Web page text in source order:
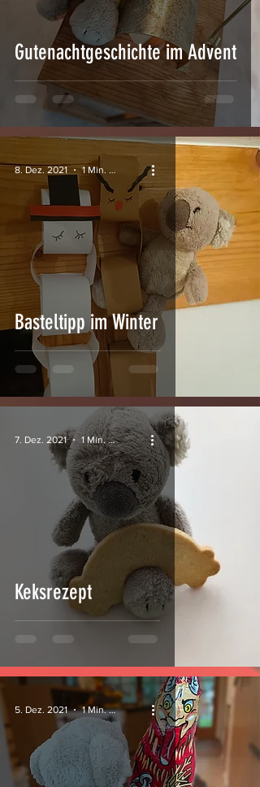
Gutenachtgeschichte im Advent
Basteltipp im Winter
8. Dez. 2021 1 Min. Lesezeit
Keksrezept
7. Dez. 2021 1 Min. Lesezeit
5. Dez. 2021 1 Min. Lesezeit